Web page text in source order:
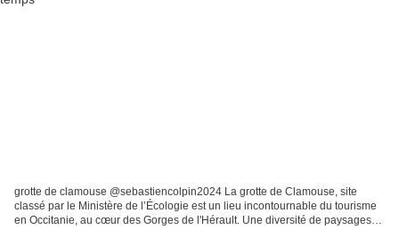
grotte de clamouse @sebastiencolpin2024 La grotte de Clamouse, site
classé par le Ministère de l’Écologie est un lieu incontournable du tourisme
en Occitanie, au cœur des Gorges de l'Hérault. Une diversité de paysages